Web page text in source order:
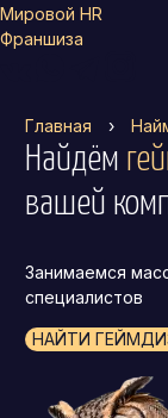
Мировой HR
Франшиза
Главная ›
Найдём
вашей
Занимаемся
специалистов
НАЙТИ